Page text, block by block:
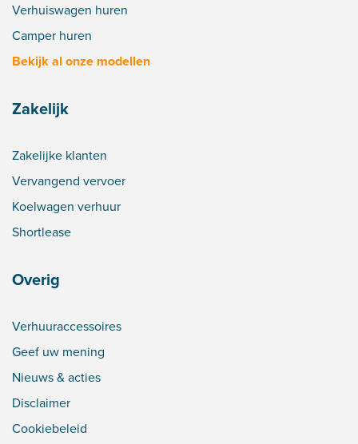
Verhuiswagen huren
Camper huren
Bekijk al onze modellen
Zakelijk
Zakelijke klanten
Vervangend vervoer
Koelwagen verhuur
Shortlease
Overig
Verhuuraccessoires
Geef uw mening
Nieuws & acties
Disclaimer
Cookiebeleid